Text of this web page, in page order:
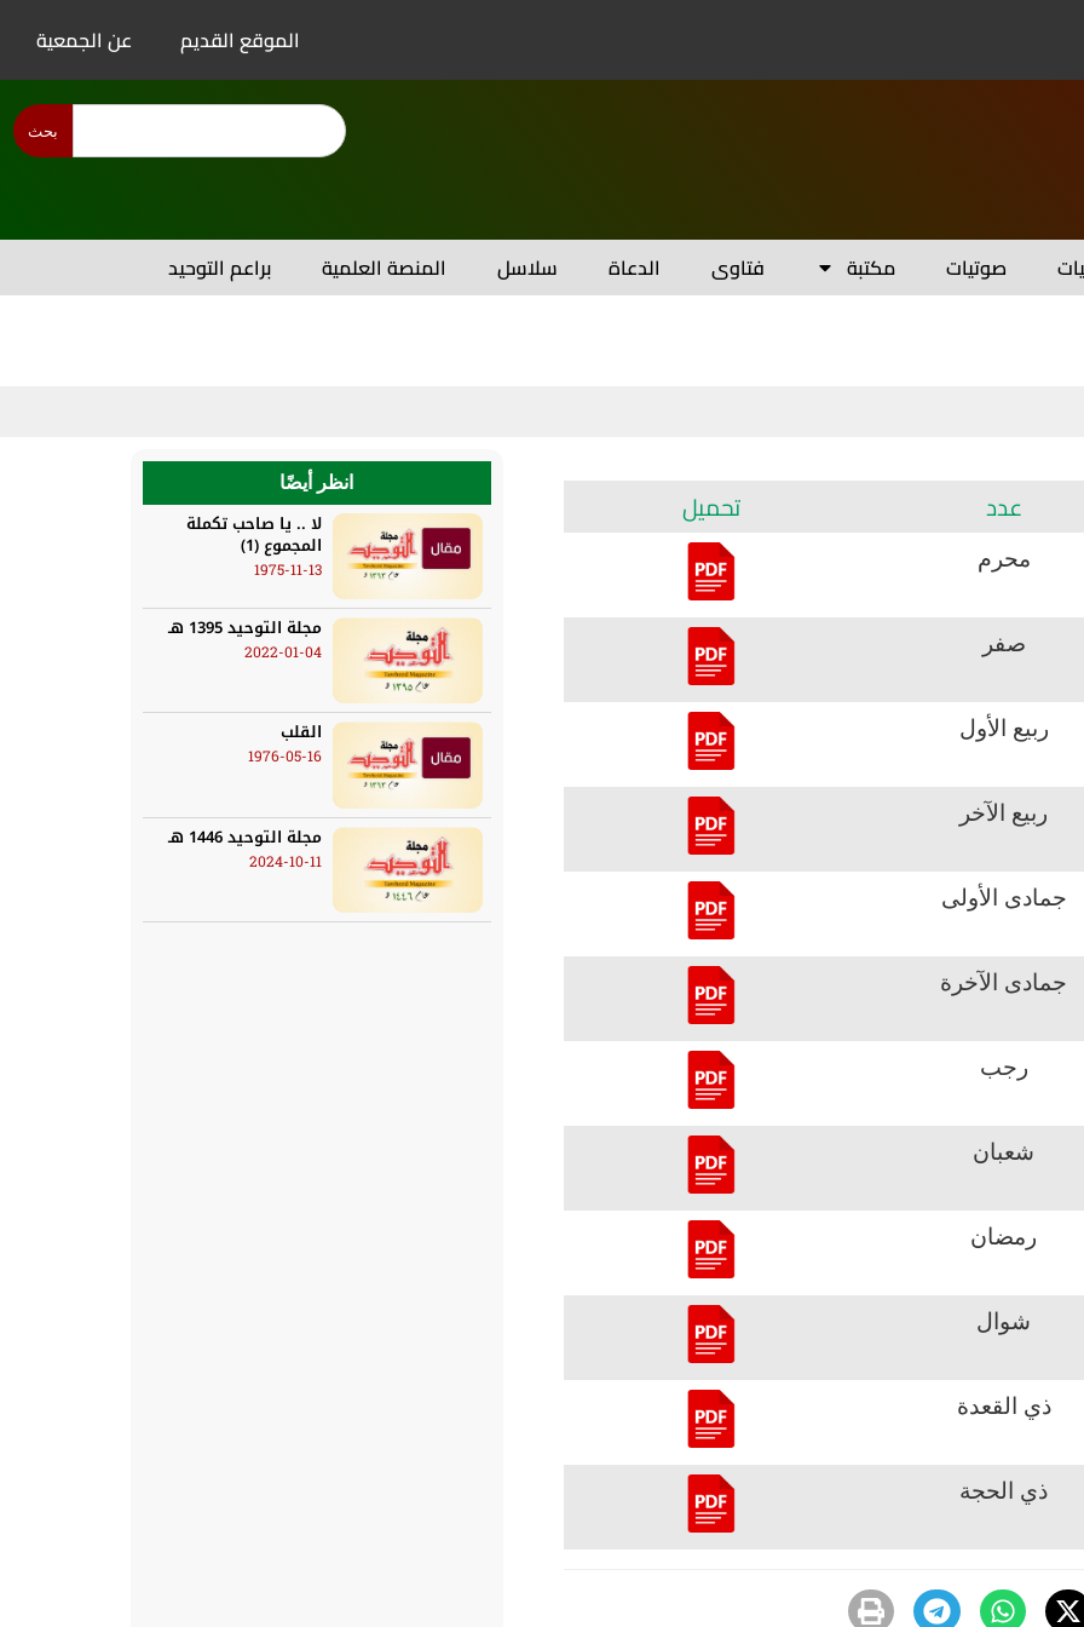
الموقع القديم عن الجمعية
بحث
صوتيات مكتبة فتاوى الدعاة سلاسل المنصة العلمية براعم التوحيد
عدد تحميل
محرم
صفر
ربيع الأول
ربيع الآخر
جمادى الأولى
جمادى الآخرة
رجب
شعبان
رمضان
شوال
ذي القعدة
ذي الحجة
انظر أيضًا
لا .. يا صاحب تكملة
المجموع (1)
1975-11-13
مجلة التوحيد 1395 هـ
2022-01-04
القلب
1976-05-16
مجلة التوحيد 1446 هـ
2024-10-11